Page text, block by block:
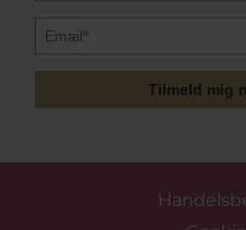
Tilmeld mig